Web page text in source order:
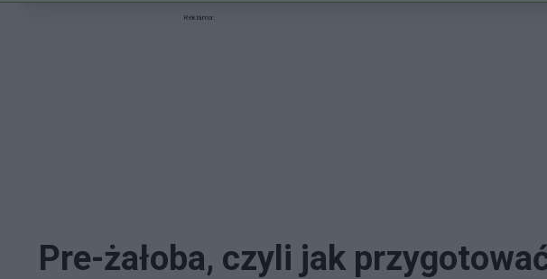
Reklama:
Pre-żałoba, czyli jak